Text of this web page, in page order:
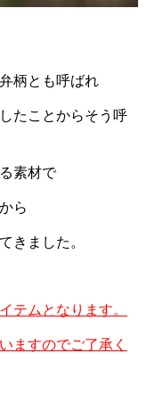
柄とも呼ばれ
たことからそう呼
素材で
ら
きました。
テムとなります。
ますのでご了承く